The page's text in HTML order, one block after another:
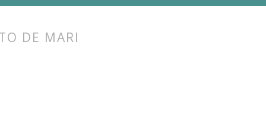
DE MARI